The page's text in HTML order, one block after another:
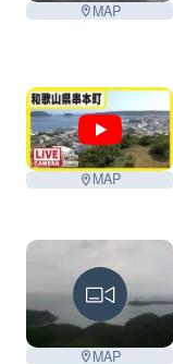
MAP
MAP
MAP